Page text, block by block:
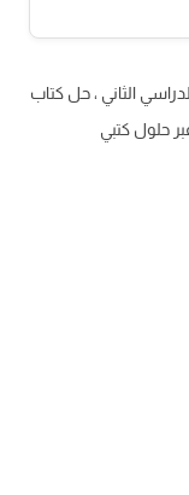
الثاني ، حل كتاب
حلول كتبي